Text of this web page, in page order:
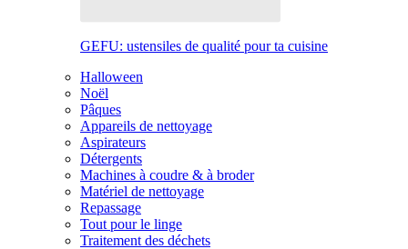
GEFU: ustensiles de qualité pour ta cuisine
Halloween
Noël
Pâques
Appareils de nettoyage
Aspirateurs
Détergents
Machines à coudre & à broder
Matériel de nettoyage
Repassage
Tout pour le linge
Traitement des déchets